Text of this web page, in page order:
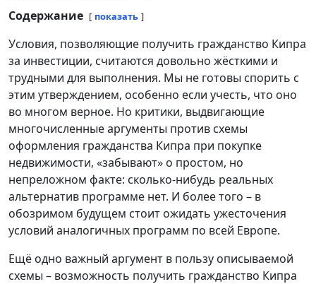
Содержание показать
Условия, позволяющие получить гражданство Кипра
за инвестиции, считаются довольно жёсткими и
трудными для выполнения. Мы не готовы спорить с
этим утверждением, особенно если учесть, что оно
во многом верное. Но критики, выдвигающие
многочисленные аргументы против схемы
оформления гражданства Кипра при покупке
недвижимости, «забывают» о простом, но
непреложном факте: сколько-нибудь реальных
альтернатив программе нет. И более того – в
обозримом будущем стоит ожидать ужесточения
условий аналогичных программ по всей Европе.
Ещё одно важный аргумент в пользу описываемой
схемы – возможность получить гражданство Кипра